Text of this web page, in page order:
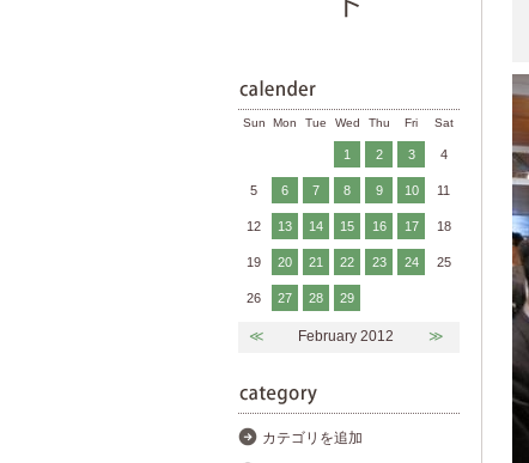
Sun Mon Tue Wed Thu Fri Sat
1 2 3 4
5 6 7 8 9 10 11
12 13 14 15 16 17 18
19 20 21 22 23 24 25
26 27 28 29
≪ February 2012 ≫
カテゴリを追加